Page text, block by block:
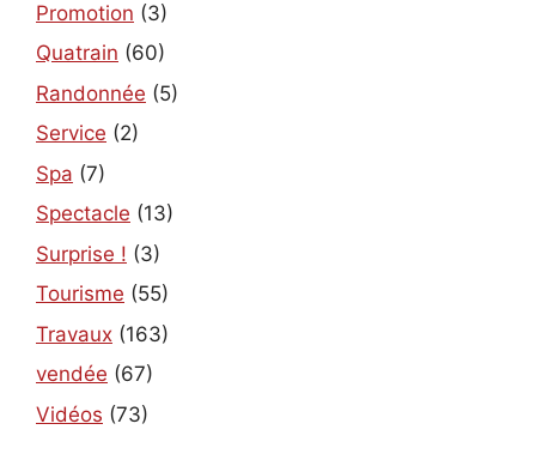
Promotion (3)
Quatrain (60)
Randonnée (5)
Service (2)
Spa (7)
Spectacle (13)
Surprise ! (3)
Tourisme (55)
Travaux (163)
vendée (67)
Vidéos (73)